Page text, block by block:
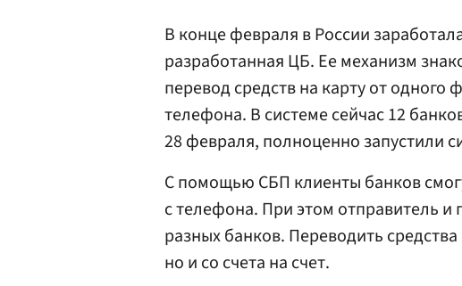
В конце февраля в России
разработанная ЦБ. Ее механизм
перевод средств на карту от одного
телефона. В системе сейчас 12
28 февраля, полноценно запустили
С помощью СБП клиенты банков
с телефона. При этом отправитель и
разных банков. Переводить
но и со счета на счет.